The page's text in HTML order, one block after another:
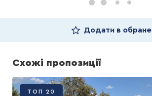
Додати в обране
Схожі пропозиції
ТОП 20